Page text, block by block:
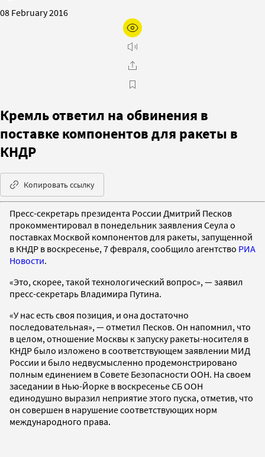
08 February 2016
Кремль ответил на обвинения в
поставке компонентов для ракеты в
КНДР
Копировать ссылку
Пресс-секретарь президента России Дмитрий Песков
прокомментировал в понедельник заявления Сеула о
поставках Москвой компонентов для ракеты, запущенной
в КНДР в воскресенье, 7 февраля, сообщило агентство РИА
Новости.
«Это, скорее, такой технологический вопрос», — заявил
пресс-секретарь Владимира Путина.
«У нас есть своя позиция, и она достаточно
последовательная», — отметил Песков. Он напомнил, что
в целом, отношение Москвы к запуску ракеты-носителя в
КНДР было изложено в соответствующем заявлении МИД
России и было недвусмысленно продемонстрировано
полным единением в Совете Безопасности ООН. На своем
заседании в Нью-Йорке в воскресенье СБ ООН
единодушно выразил неприятие этого пуска, отметив, что
он совершен в нарушение соответствующих норм
международного права.